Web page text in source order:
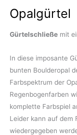
Opalgürtel
Gürtelschließe mit
In diese imposante
bunten Boulderopal
Farbspektrum der
Regenbogenfarben
komplette Farbspiel
Leider kann auf dem
wiedergegeben